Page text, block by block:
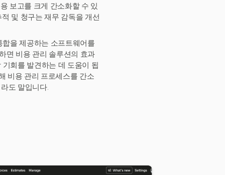
보고를 크게 간소화할 수 있
및 청구는 재무 감독을 개선
을 제공하는 소프트웨어를
면 비용 관리 솔루션의 효과
회를 발견하는 데 도움이 됩
비용 관리 프로세스를 간소
도 말입니다.